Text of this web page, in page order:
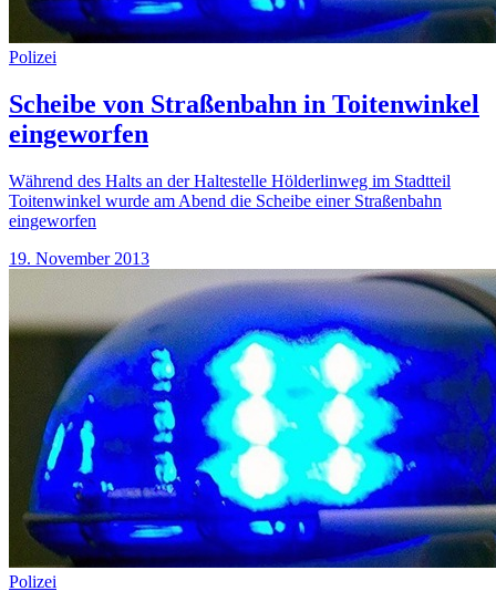
Polizei
Scheibe von Straßenbahn in Toitenwinkel
eingeworfen
Während des Halts an der Haltestelle Hölderlinweg im Stadtteil
Toitenwinkel wurde am Abend die Scheibe einer Straßenbahn
eingeworfen
19. November 2013
Polizei